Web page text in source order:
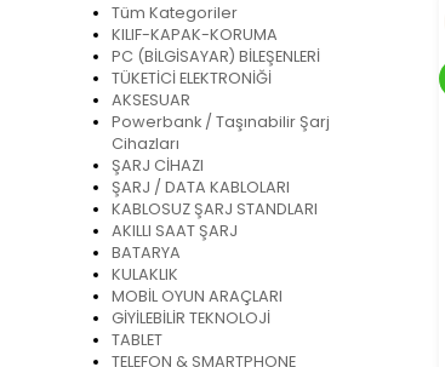
Tüm Kategoriler
KILIF-KAPAK-KORUMA
PC (BİLGİSAYAR) BİLEŞENLERİ
TÜKETİCİ ELEKTRONİĞİ
AKSESUAR
Powerbank / Taşınabilir Şarj
Cihazları
ŞARJ CİHAZI
ŞARJ / DATA KABLOLARI
KABLOSUZ ŞARJ STANDLARI
AKILLI SAAT ŞARJ
BATARYA
KULAKLIK
MOBİL OYUN ARAÇLARI
GİYİLEBİLİR TEKNOLOJİ
TABLET
TELEFON & SMARTPHONE